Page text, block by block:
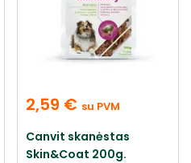
2,59 € su PVM
Canvit skanėstas
Skin&Coat 200g.